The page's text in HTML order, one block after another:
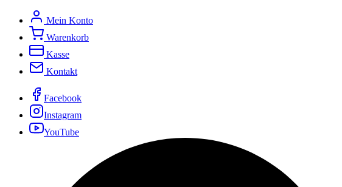
Mein Konto
Warenkorb
Kasse
Kontakt
Facebook
Instagram
YouTube